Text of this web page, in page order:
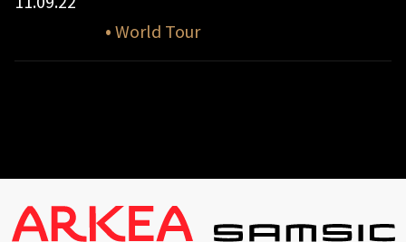
• World Tour